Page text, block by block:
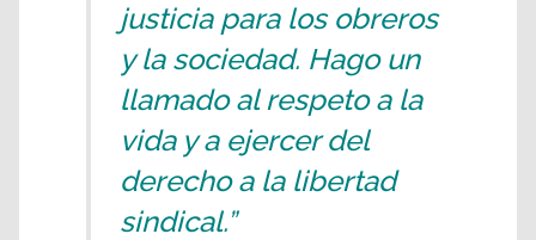
justicia para los obreros
y la sociedad. Hago un
llamado al respeto a la
vida y a ejercer del
derecho a la libertad
sindical.”